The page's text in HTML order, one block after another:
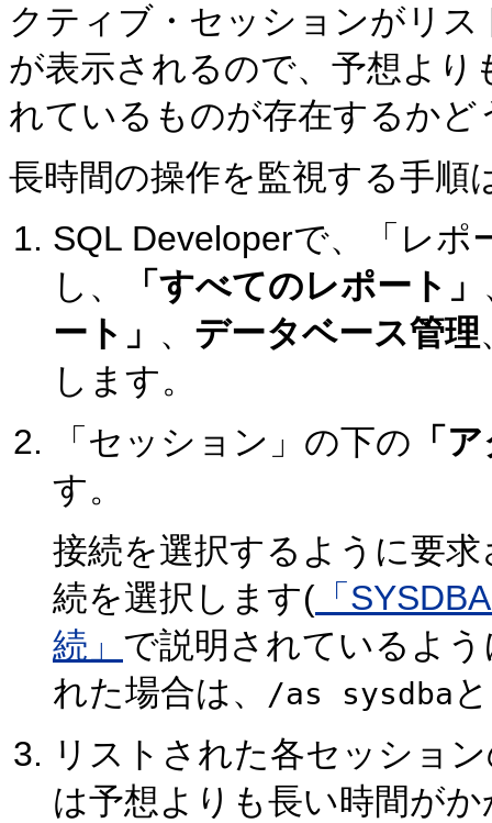
クティブ・セッションがリ
が表示されるので、予想よ
れているものが存在するか
長時間の操作を監視する手順
SQL Developerで、「レ
し、
「すべてのレポート」
ート」 、 データベース管理
します。
「セッション」の下の 「
す。
接続を選択するように要
続を選択します( 「
続」 で説明されているよ
れた場合は、
/as sysdba
リストされた各セッショ
は予想よりも長い時間が